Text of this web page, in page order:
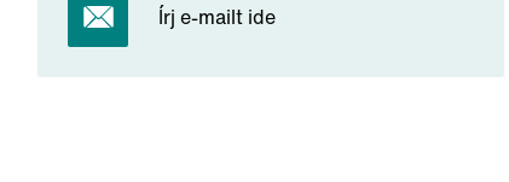
Írj e-mailt ide